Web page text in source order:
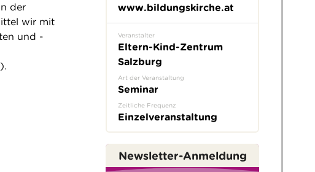
der
wir mit
und -
www.bildungskirche.at
Veranstalter
Eltern-Kind-Zentrum
Salzburg
Art der Veranstaltung
Seminar
Zeitliche Frequenz
Einzelveranstaltung
Newsletter-Anmeldung